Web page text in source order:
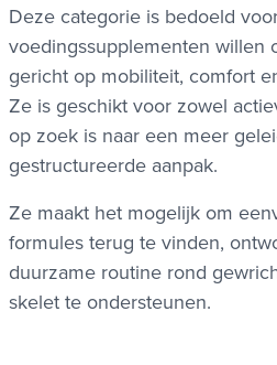
Deze categorie is bedoeld
voedingssupplementen willen
gericht op mobiliteit, comfort
Ze is geschikt voor zowel
op zoek is naar een meer
gestructureerde aanpak.
Ze maakt het mogelijk om
formules terug te vinden,
duurzame routine rond
skelet te ondersteunen.